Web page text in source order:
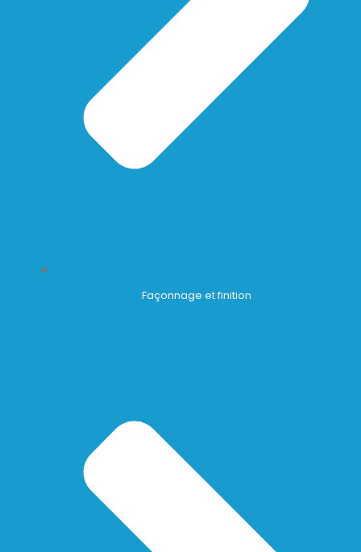
Façonnage et finition